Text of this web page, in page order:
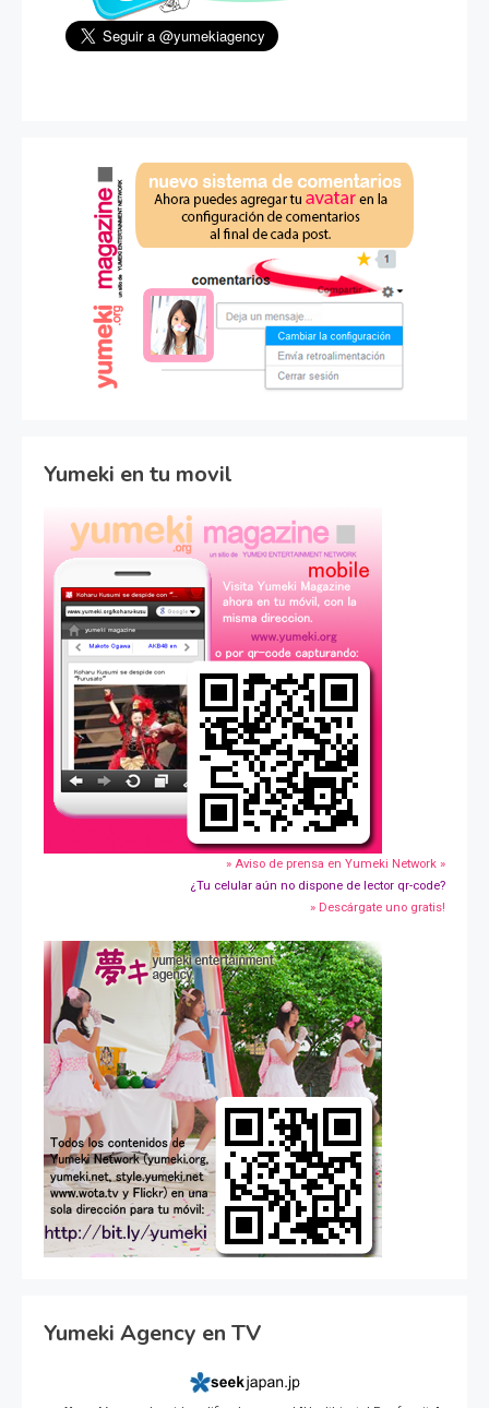
Yumeki en tu movil
» Aviso de prensa en Yumeki Network »
¿Tu celular aún no dispone de lector qr-code?
» Descárgate uno gratis!
Yumeki Agency en TV